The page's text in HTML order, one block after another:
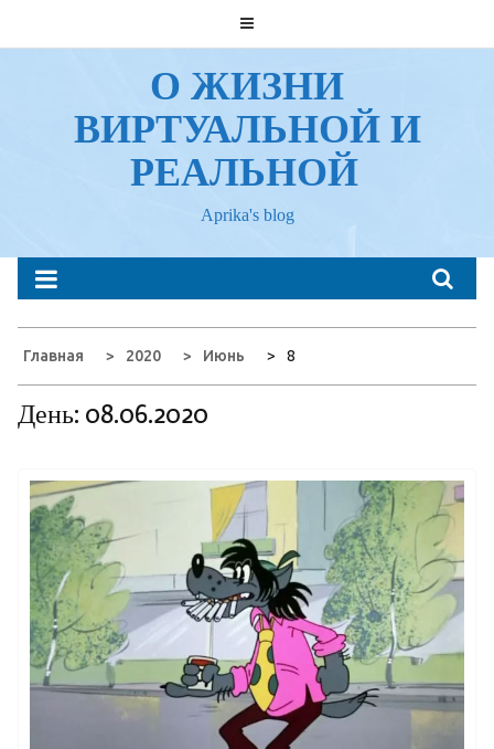
О ЖИЗНИ
ВИРТУАЛЬНОЙ И
РЕАЛЬНОЙ
Aprika's blog
Главная 2020 Июнь 8
День: 08.06.2020